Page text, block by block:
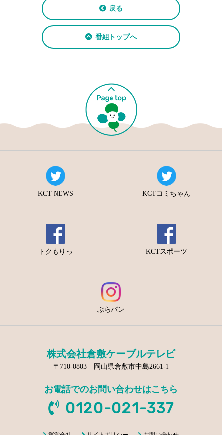
戻る
番組トップへ
KCT NEWS KCTコミちゃん
トクもりっ KCTスポーツ
ぶらパン
株式会社倉敷ケーブルテレビ
〒710-0803 岡山県倉敷市中島2661-1
お電話でのお問い合わせはこちら
0120-021-337